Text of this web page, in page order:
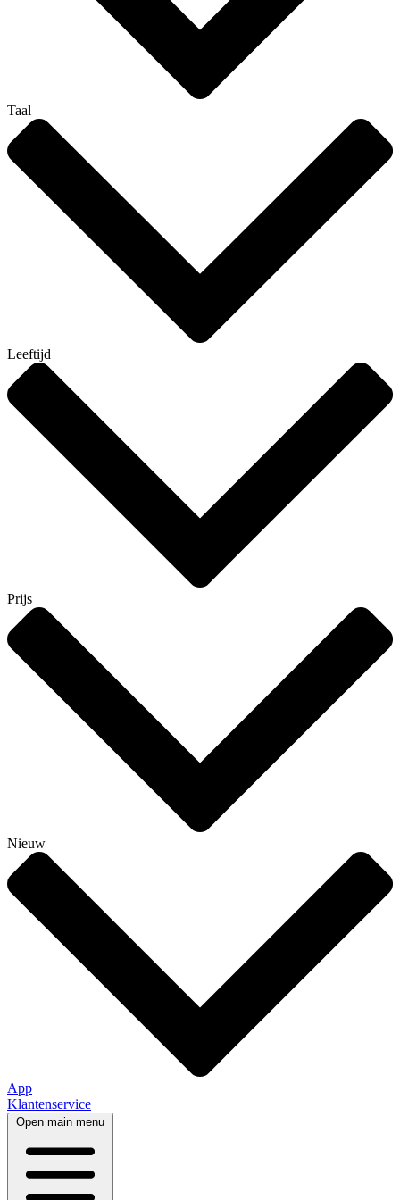
Taal
Leeftijd
Prijs
Nieuw
App
Klantenservice
Open main menu